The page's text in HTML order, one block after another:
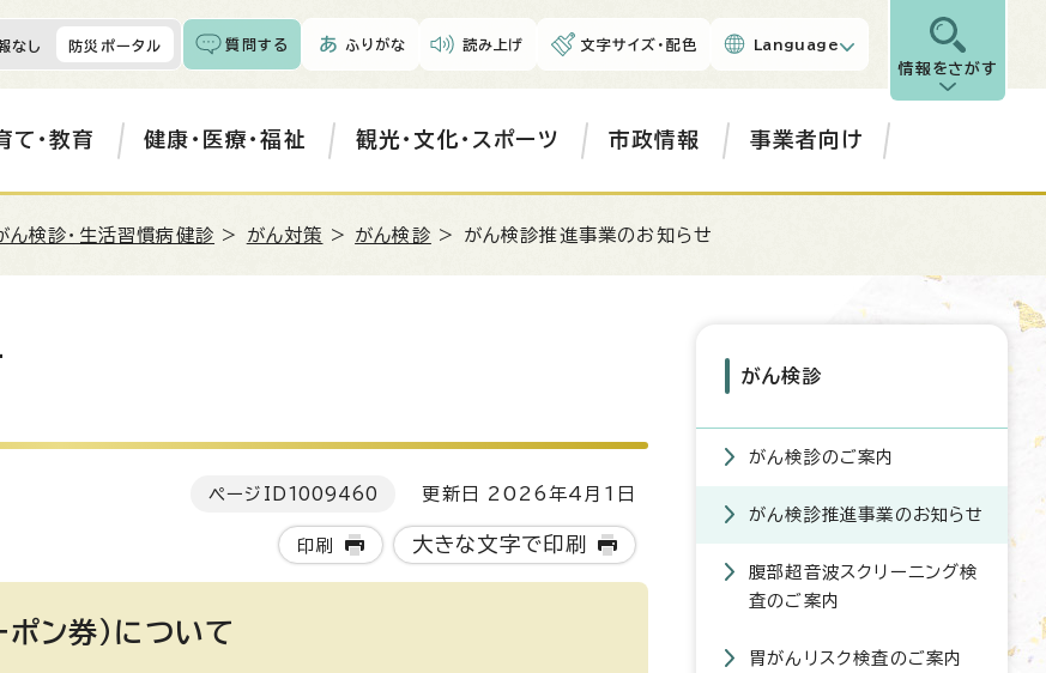
なし 防災ポータル 質問する ふりがな 読み上げ 文字サイズ・配色 Language
情報をさがす
て・教育 健康・医療・福祉 観光・文化・スポーツ 市政情報 事業者向け
ん検診・生活習慣病健診 > がん対策 > がん検診 > がん検診推進事業のお知らせ
ページID 1009460 更新日 2026年4月1日
印刷 大きな文字で印刷
ン券）について
がん検診
がん検診のご案内
がん検診推進事業のお知らせ
腹部超音波スクリーニング検
査のご案内
胃がんリスク検査のご案内